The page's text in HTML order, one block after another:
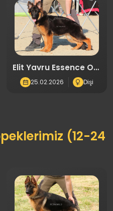
Elit Yavru Essence Of
Vıctory25.02.2026 Dişi
(12-24